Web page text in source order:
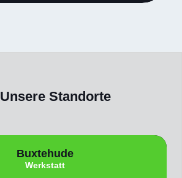
Unsere Standorte
Buxtehude
Werkstatt